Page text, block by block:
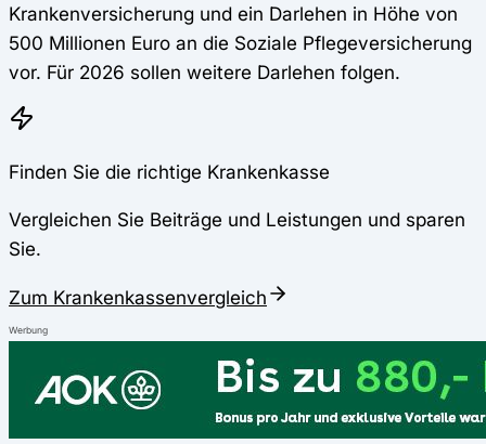
Krankenversicherung und ein Darlehen in Höhe von
500 Millionen Euro an die Soziale Pflegeversicherung
vor. Für 2026 sollen weitere Darlehen folgen.
Finden Sie die richtige Krankenkasse
Vergleichen Sie Beiträge und Leistungen und sparen
Sie.
Zum Krankenkassenvergleich
Werbung